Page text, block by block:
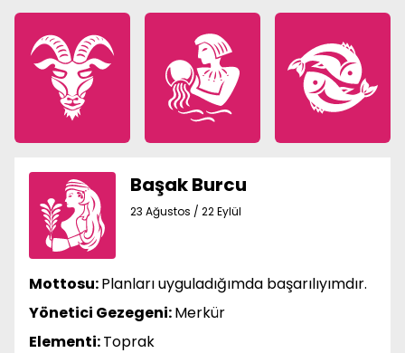
Başak Burcu
23 Ağustos / 22 Eylül
Mottosu:Planları uyguladığımda başarılıyımdır.
Yönetici Gezegeni:Merkür
Elementi:Toprak